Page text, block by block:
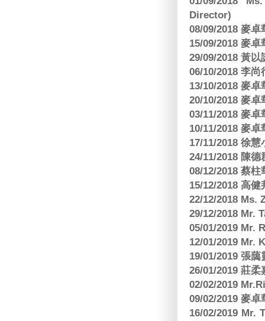
Director)
08/09/2018 麥
15/09/2018 麥
29/09/2018 黃
06/10/2018 李
13/10/2018 麥
20/10/2018 麥
03/11/2018 麥
10/11/2018 麥
17/11/2018 徐
24/11/2018 陳
08/12/2018 蔡
15/12/2018 高
22/12/2018 Ms.
29/12/2018 Mr.
05/01/2019 Mr.
12/01/2019 Mr.
19/01/2019 張
26/01/2019 莊
02/02/2019
09/02/2019 麥
16/02/2019 Mr.